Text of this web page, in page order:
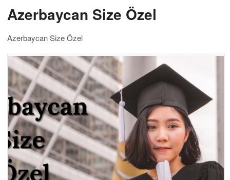
Azerbaycan Size Özel
Azerbaycan Size Özel